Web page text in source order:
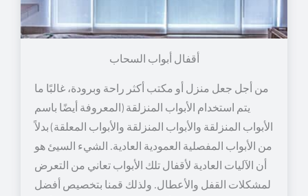
أقفال أبواب السحاب
من أجل جعل منزل أو مكتب أكثر راحة وبرودة، غالبًا ما
يتم استخدام الأبواب المنزلقة (المعروفة أيضًا باسم
الأبواب المنزلقة والأبواب المنزلقة والأبواب المعلقة) بدلاً
من الأبواب المفصلية العمودية العادية. الشيء السيئ هو
أن الآليات العادية لأقفال تلك الأبواب تعاني من التعرض
لمشكلات القفل والأعطال. ولذلك قمنا بتخصيص أفضل